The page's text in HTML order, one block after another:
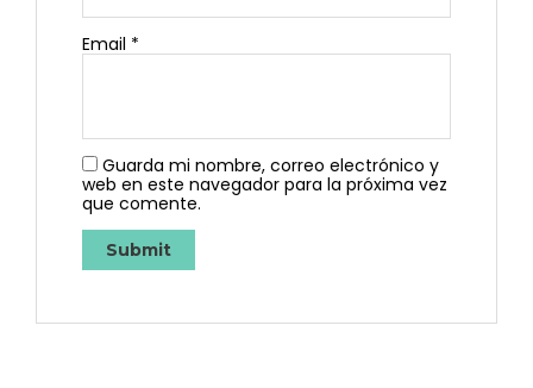
Email *
Guarda mi nombre, correo electrónico y
web en este navegador para la próxima vez
que comente.